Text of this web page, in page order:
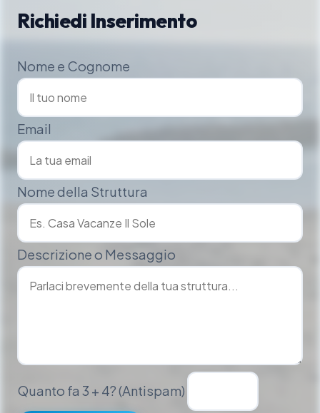
Richiedi Inserimento
Nome e Cognome
Email
Nome della Struttura
Descrizione o Messaggio
Quanto fa 3 + 4? (Antispam)